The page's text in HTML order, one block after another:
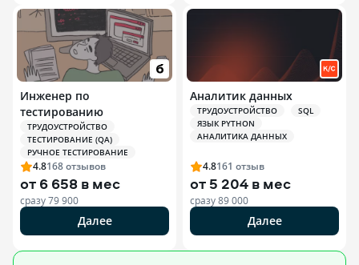
Инженер по
тестированию
ТРУДОУСТРОЙСТВО
ТЕСТИРОВАНИЕ (QA)
РУЧНОЕ ТЕСТИРОВАНИЕ
4.8168отзывов
от 6 658 в мес
сразу79 900
Далее
Аналитик данных
ТРУДОУСТРОЙСТВО
SQL
ЯЗЫК PYTHON
АНАЛИТИКА ДАННЫХ
4.8161 отзыв
от 5 204 в мес
сразу89 000
Далее